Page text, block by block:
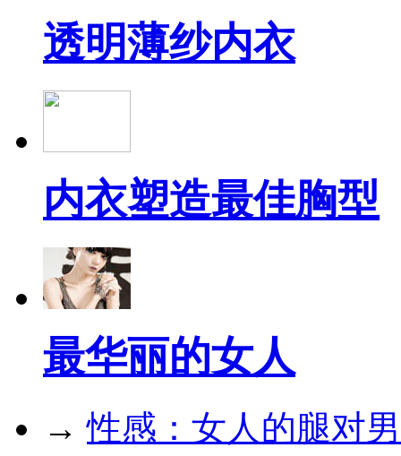
透明薄纱内衣
内衣塑造最佳胸型
最华丽的女人
→性感：女人的腿对